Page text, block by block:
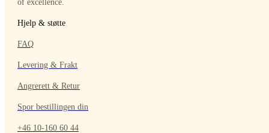
of excellence.
Hjelp & støtte
FAQ
Levering & Frakt
Angrerett & Retur
Spor bestillingen din
+46 10-160 60 44